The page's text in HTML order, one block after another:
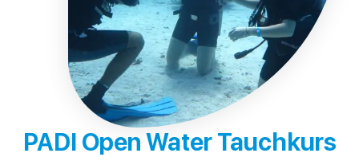
PADI Open Water Tauchkurs